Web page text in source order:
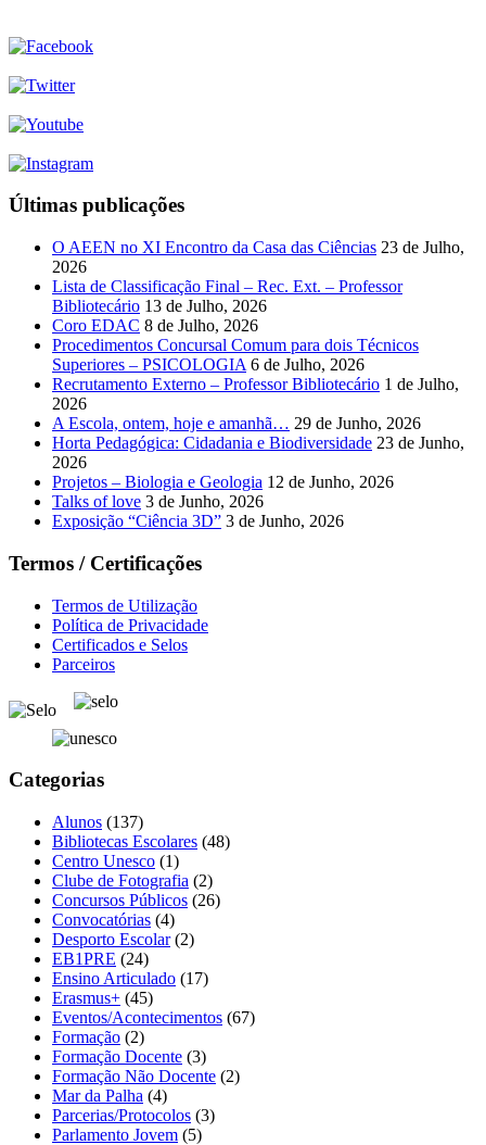
Últimas publicações
O AEEN no XI Encontro da Casa das Ciências 23 de Julho,
2026
Lista de Classificação Final – Rec. Ext. – Professor
Bibliotecário 13 de Julho, 2026
Coro EDAC 8 de Julho, 2026
Procedimentos Concursal Comum para dois Técnicos
Superiores – PSICOLOGIA 6 de Julho, 2026
Recrutamento Externo – Professor Bibliotecário 1 de Julho,
2026
A Escola, ontem, hoje e amanhã… 29 de Junho, 2026
Horta Pedagógica: Cidadania e Biodiversidade 23 de Junho,
2026
Projetos – Biologia e Geologia 12 de Junho, 2026
Talks of love 3 de Junho, 2026
Exposição “Ciência 3D” 3 de Junho, 2026
Termos / Certificações
Termos de Utilização
Política de Privacidade
Certificados e Selos
Parceiros
Categorias
Alunos (137)
Bibliotecas Escolares (48)
Centro Unesco (1)
Clube de Fotografia (2)
Concursos Públicos (26)
Convocatórias (4)
Desporto Escolar(2)
EB1PRE (24)
Ensino Articulado (17)
Erasmus+ (45)
Eventos/Acontecimentos (67)
Formação (2)
Formação Docente (3)
Formação Não Docente (2)
Mar da Palha (4)
Parcerias/Protocolos (3)
Parlamento Jovem (5)